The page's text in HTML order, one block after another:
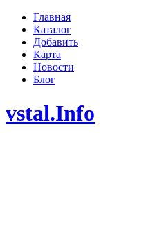
Главная
Каталог
Добавить
Карта
Новости
Блог
vstal.Info